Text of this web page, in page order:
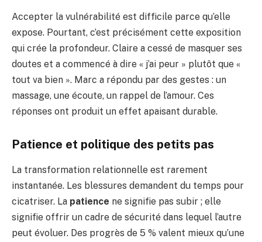
Accepter la vulnérabilité est difficile parce qu’elle
expose. Pourtant, c’est précisément cette exposition
qui crée la profondeur. Claire a cessé de masquer ses
doutes et a commencé à dire « j’ai peur » plutôt que «
tout va bien ». Marc a répondu par des gestes : un
massage, une écoute, un rappel de l’amour. Ces
réponses ont produit un effet apaisant durable.
Patience et politique des petits pas
La transformation relationnelle est rarement
instantanée. Les blessures demandent du temps pour
cicatriser. La patience ne signifie pas subir ; elle
signifie offrir un cadre de sécurité dans lequel l’autre
peut évoluer. Des progrès de 5 % valent mieux qu’une